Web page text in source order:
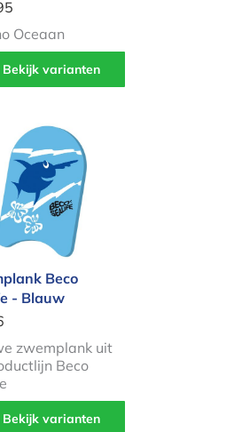
Oceaan
Bekijk varianten
Beco Sealife - Blauw
Beco
- Blauw
zwemplank uit
Beco
Bekijk varianten